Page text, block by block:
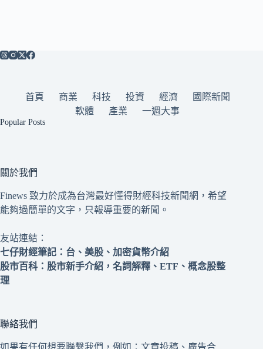
首頁 商業 科技 投資 經濟
國際新聞
軟體
產業 一週大事
Popular Posts
關於我們
Finews 致力於成為台灣最好懂得財經科技新聞網，希望
能夠過簡單的文字，只報導重要的新聞。
友站連結：
七仔財經筆記 ：台、美股、加密貨幣介紹
股市百科 ：股市新手介紹，名詞解釋、ETF、概念股整
理
聯絡我們
如果有任何想要聯繫我們，例如：文章投稿、廣告合